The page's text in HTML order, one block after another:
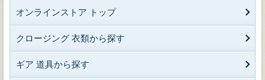
オンラインストア トップ
クロージング 衣類から探す
ギア 道具から探す